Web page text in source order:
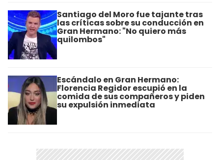
Santiago del Moro fue tajante tras
las críticas sobre su conducción en
Gran Hermano: "No quiero más
quilombos"
Escándalo en Gran Hermano:
Florencia Regidor escupió en la
comida de sus compañeros y piden
su expulsión inmediata